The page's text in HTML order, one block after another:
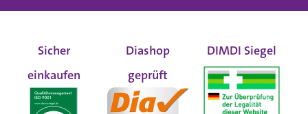
Sicher
einkaufen
Diashop
geprüft
DIMDI Siegel